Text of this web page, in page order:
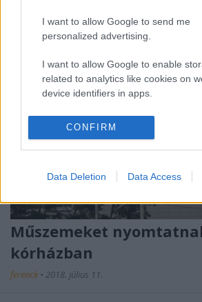
I want to allow Google to send me
personalized advertising.
I want to allow Google to enable
related to analytics like cookies on
device identifiers in apps.
I want to allow Google to enable
related to functionality of the website
related to personalization.
I want to allow Google to enable
related to security, including
functionality and fraud prevention,
user protection.
CONFIRM
Data Deletion Data Access
Műszemeket
kórházban
ferenck • 2018. július 11.